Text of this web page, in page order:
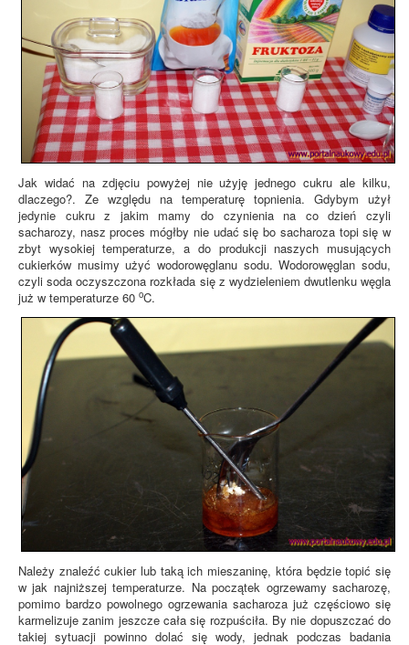
Jak widać na zdjęciu powyżej nie użyję jednego cukru ale kilku,
dlaczego?. Ze względu na temperaturę topnienia. Gdybym użył
jedynie cukru z jakim mamy do czynienia na co dzień czyli
sacharozy, nasz proces mógłby nie udać się bo sacharoza topi się w
zbyt wysokiej temperaturze, a do produkcji naszych musujących
cukierków musimy użyć wodorowęglanu sodu. Wodorowęglan sodu,
czyli soda oczyszczona rozkłada się z wydzieleniem dwutlenku węgla
już w temperaturze 60 oC.
Należy znaleźć cukier lub taką ich mieszaninę, która będzie topić się
w jak najniższej temperaturze. Na początek ogrzewamy sacharozę,
pomimo bardzo powolnego ogrzewania sacharoza już częściowo się
karmelizuje zanim jeszcze cała się rozpuściła. By nie dopuszczać do
takiej sytuacji powinno dolać się wody, jednak podczas badania